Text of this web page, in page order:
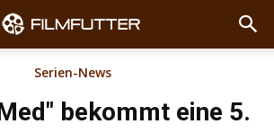
Serien-News
bekommt eine 5.